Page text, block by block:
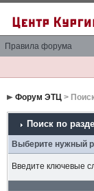
Правила форума
Форум ЭТЦ>
Поиск по
Выберите нужный
Введите ключевые